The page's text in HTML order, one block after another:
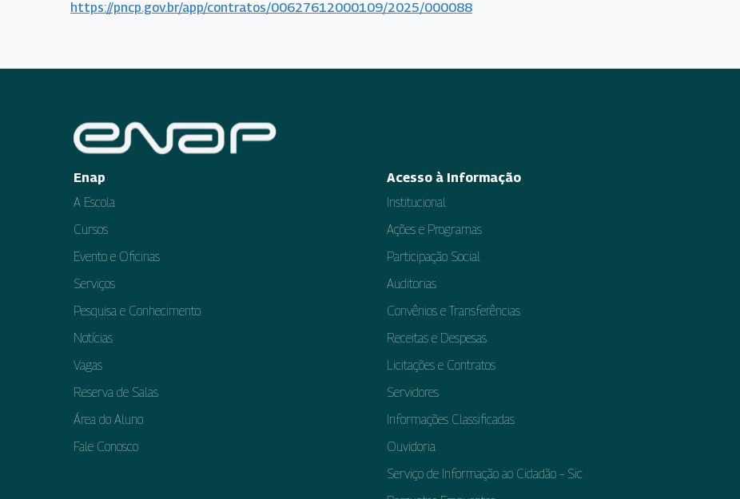
https://pncp.gov.br/app/contratos/00627612000109/2025/000088
Enap
A Escola
Cursos
Evento e Oficinas
Serviços
Pesquisa e Conhecimento
Notícias
Vagas
Reserva de Salas
Área do Aluno
Fale Conosco
Acesso à Informação
Institucional
Ações e Programas
Participação Social
Auditorias
Convênios e Transferências
Receitas e Despesas
Licitações e Contratos
Servidores
Informações Classificadas
Ouvidoria
Serviço de Informação ao Cidadão – Sic